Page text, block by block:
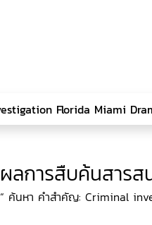
ผลการสืบค้นสารส
“ ค้นหา คำสำคัญ: Criminal